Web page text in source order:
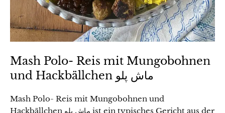
Mash Polo- Reis mit Mungobohnen
und Hackbällchen ماش پلو
Mash Polo- Reis mit Mungobohnen und
Hackbällchen ماش پلو ist ein typisches Gericht aus der